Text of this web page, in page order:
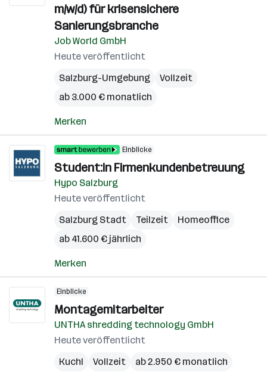
m/w/d) für krisensichere
Sanierungsbranche
Job World GmbH
Heute veröffentlicht
Salzburg-Umgebung
Vollzeit
ab 3.000 € monatlich
Merken
Einblicke
Student:in Firmenkundenbetreuung
Hypo Salzburg
Heute veröffentlicht
Salzburg Stadt
Teilzeit
Homeoffice
ab 41.600 € jährlich
Merken
Einblicke
Montagemitarbeiter
UNTHA shredding technology GmbH
Heute veröffentlicht
Kuchl
Vollzeit ab 2.950 € monatlich